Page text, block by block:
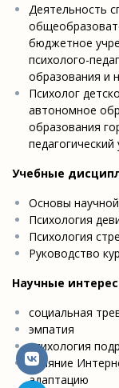
Деятельность
бюджетное
психолого-
образования и
Психолог
автономное
образования
Учебные
Основы
Психология
Психология
Руководство
Научные
социальная
эмпатия
психология
влияние
адаптацию